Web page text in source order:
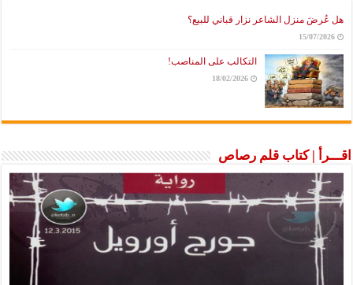
هل عُرضَ منزل الشاعر نزار قباني للبيع؟
15/07/2026
التكالب على المناصب!
18/02/2026
اقـــرأ | كتاب قلم رصاص